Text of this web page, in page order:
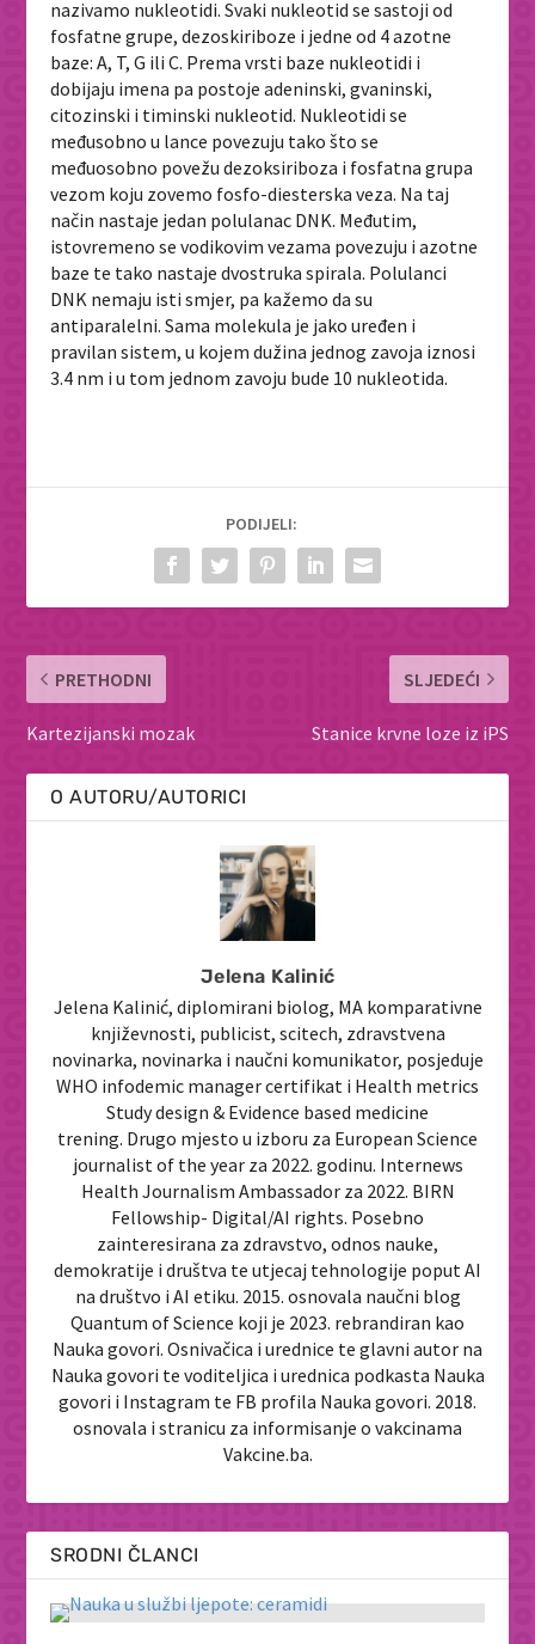
nazivamo nukleotidi. Svaki nukleotid se sastoji od
fosfatne grupe, dezoskiriboze i jedne od 4 azotne
baze: A, T, G ili C. Prema vrsti baze nukleotidi i
dobijaju imena pa postoje adeninski, gvaninski,
citozinski i timinski nukleotid. Nukleotidi se
međusobno u lance povezuju tako što se
međuosobno povežu dezoksiriboza i fosfatna grupa
vezom koju zovemo fosfo-diesterska veza. Na taj
način nastaje jedan polulanac DNK. Međutim,
istovremeno se vodikovim vezama povezuju i azotne
baze te tako nastaje dvostruka spirala. Polulanci
DNK nemaju isti smjer, pa kažemo da su
antiparalelni. Sama molekula je jako uređen i
pravilan sistem, u kojem dužina jednog zavoja iznosi
3.4 nm i u tom jednom zavoju bude 10 nukleotida.
PODIJELI:
PRETHODNI
Kartezijanski mozak
SLJEDEĆI
Stanice krvne loze iz iPS
O AUTORU/AUTORICI
Jelena Kalinić
Jelena Kalinić, diplomirani biolog, MA komparativne
književnosti, publicist, scitech, zdravstvena
novinarka, novinarka i naučni komunikator, posjeduje
WHO infodemic manager certifikat i Health metrics
Study design & Evidence based medicine
trening. Drugo mjesto u izboru za European Science
journalist of the year za 2022. godinu. Internews
Health Journalism Ambassador za 2022. BIRN
Fellowship- Digital/AI rights. Posebno
zainteresirana za zdravstvo, odnos nauke,
demokratije i društva te utjecaj tehnologije poput AI
na društvo i AI etiku. 2015. osnovala naučni blog
Quantum of Science koji je 2023. rebrandiran kao
Nauka govori. Osnivačica i urednice te glavni autor na
Nauka govori te voditeljica i urednica podkasta Nauka
govori i Instagram te FB profila Nauka govori. 2018.
osnovala i stranicu za informisanje o vakcinama
Vakcine.ba.
SRODNI ČLANCI